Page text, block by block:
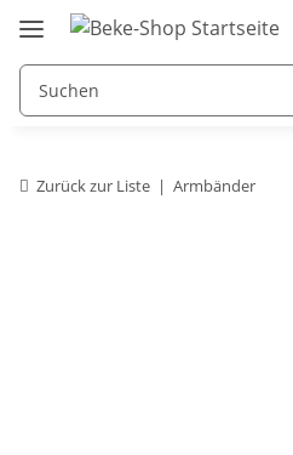
Zurück zur Liste Armbänder